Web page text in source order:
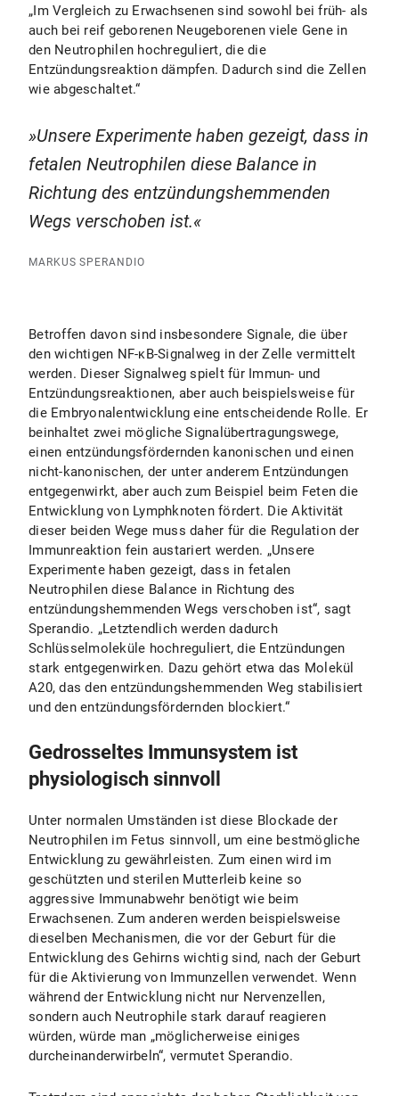
„Im Vergleich zu Erwachsenen sind sowohl bei früh- als
auch bei reif geborenen Neugeborenen viele Gene in
den Neutrophilen hochreguliert, die die
Entzündungsreaktion dämpfen. Dadurch sind die Zellen
wie abgeschaltet.“
Unsere Experimente haben gezeigt, dass in
fetalen Neutrophilen diese Balance in
Richtung des entzündungshemmenden
Wegs verschoben ist.
MARKUS SPERANDIO
Betroffen davon sind insbesondere Signale, die über
den wichtigen NF-κB-Signalweg in der Zelle vermittelt
werden. Dieser Signalweg spielt für Immun- und
Entzündungsreaktionen, aber auch beispielsweise für
die Embryonalentwicklung eine entscheidende Rolle. Er
beinhaltet zwei mögliche Signalübertragungswege,
einen entzündungsfördernden kanonischen und einen
nicht-kanonischen, der unter anderem Entzündungen
entgegenwirkt, aber auch zum Beispiel beim Feten die
Entwicklung von Lymphknoten fördert. Die Aktivität
dieser beiden Wege muss daher für die Regulation der
Immunreaktion fein austariert werden. „Unsere
Experimente haben gezeigt, dass in fetalen
Neutrophilen diese Balance in Richtung des
entzündungshemmenden Wegs verschoben ist“, sagt
Sperandio. „Letztendlich werden dadurch
Schlüsselmoleküle hochreguliert, die Entzündungen
stark entgegenwirken. Dazu gehört etwa das Molekül
A20, das den entzündungshemmenden Weg stabilisiert
und den entzündungsfördernden blockiert.“
Gedrosseltes Immunsystem ist
physiologisch sinnvoll
Unter normalen Umständen ist diese Blockade der
Neutrophilen im Fetus sinnvoll, um eine bestmögliche
Entwicklung zu gewährleisten. Zum einen wird im
geschützten und sterilen Mutterleib keine so
aggressive Immunabwehr benötigt wie beim
Erwachsenen. Zum anderen werden beispielsweise
dieselben Mechanismen, die vor der Geburt für die
Entwicklung des Gehirns wichtig sind, nach der Geburt
für die Aktivierung von Immunzellen verwendet. Wenn
während der Entwicklung nicht nur Nervenzellen,
sondern auch Neutrophile stark darauf reagieren
würden, würde man „möglicherweise einiges
durcheinanderwirbeln“, vermutet Sperandio.